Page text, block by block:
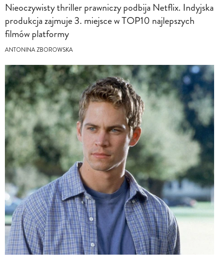
Nieoczywisty thriller prawniczy podbija Netflix. Indyjska
produkcja zajmuje 3. miejsce w TOP10 najlepszych
filmów platformy
ANTONINA ZBOROWSKA